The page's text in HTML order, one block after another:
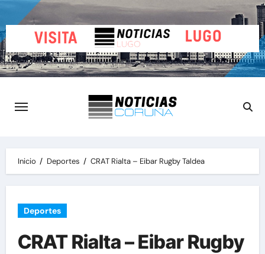
al
contenido
Inicio Deportes CRAT Rialta – Eibar Rugby Taldea
Deportes
CRAT Rialta – Eibar Rugby